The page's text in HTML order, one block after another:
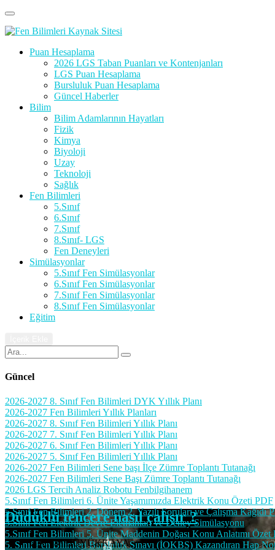
Puan Hesaplama
2026 LGS Taban Puanları ve Kontenjanları
LGS Puan Hesaplama
Bursluluk Puan Hesaplama
Güncel Haberler
Bilim
Bilim Adamlarının Hayatları
Fizik
Kimya
Biyoloji
Uzay
Teknoloji
Sağlık
Fen Bilimleri
5.Sınıf
6.Sınıf
7.Sınıf
8.Sınıf- LGS
Fen Deneyleri
Simülasyonlar
5.Sınıf Fen Simülasyonlar
6.Sınıf Fen Simülasyonlar
7.Sınıf Fen Simülasyonlar
8.Sınıf Fen Simülasyonlar
Eğitim
Güncel
2026-2027 8. Sınıf Fen Bilimleri DYK Yıllık Planı
2026-2027 Fen Bilimleri Yıllık Planları
2026-2027 8. Sınıf Fen Bilimleri Yıllık Planı
2026-2027 7. Sınıf Fen Bilimleri Yıllık Planı
2026-2027 6. Sınıf Fen Bilimleri Yıllık Planı
2026-2027 5. Sınıf Fen Bilimleri Yıllık Planı
2026-2027 Fen Bilimleri Sene başı İlçe Zümre Toplantı Tutanağı
2026-2027 Fen Bilimleri Sene Başı Zümre Toplantı Tutanağı
2026 LGS Tercih Analiz Robotu Fenbilgihanem
5.Sınıf Fen Bilimleri 6. Ünite Yaşamımızda Elektrik Konu Özeti PDF
5.Sınıf Fen Bilimleri 2. Dönem 2. Yazılı Soruları ve Çalışma Kağıdı
5.Sınıf Fen Elektrik Devre Elemanları ve Deney Simülasyonu
5.Sınıf Fen Bilimleri 5. Ünite Maddenin Doğası Konu Anlatımı Özet
5. Sınıf Fen Bilimleri Bursluluk Sınavı (İOKBS) Kazandıran Hap
Düdüklü tencere nasıl çalışır ?
Uğurcan BÜYÜKKAYA